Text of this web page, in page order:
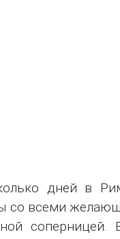
дней в
со всеми
соперницей.